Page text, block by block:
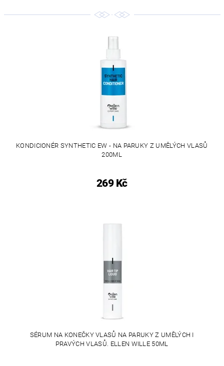
KONDICIONÉR SYNTHETIC EW - NA PARUKY Z UMĚLÝCH VLASŮ
200ML
269 Kč
SÉRUM NA KONEČKY VLASŮ NA PARUKY Z UMĚLÝCH I
PRAVÝCH VLASŮ. ELLEN WILLE 50ML